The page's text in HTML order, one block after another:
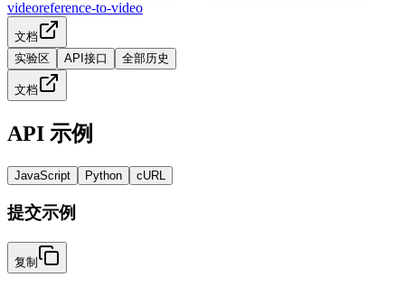
videoreference-to-video
文档
实验区
API接口 全部历史
文档
API 示例
JavaScript Python cURL
提交示例
复制